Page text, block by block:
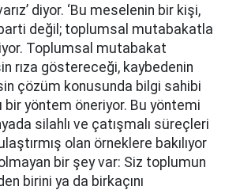
diyor. ‘Bu meselenin bir kişi,
değil; toplumsal mutabakatla
Toplumsal mutabakat
rıza göstereceği, kaybedenin
çözüm konusunda bilgi sahibi
bir yöntem öneriyor. Bu yöntemi
silahlı ve çatışmalı süreçleri
olan örneklere bakılıyor
bir şey var: Siz toplumun
birini ya da birkaçını